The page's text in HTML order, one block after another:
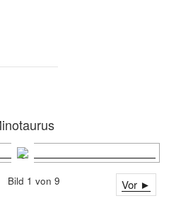
Vor ►
Bild 1 von 9